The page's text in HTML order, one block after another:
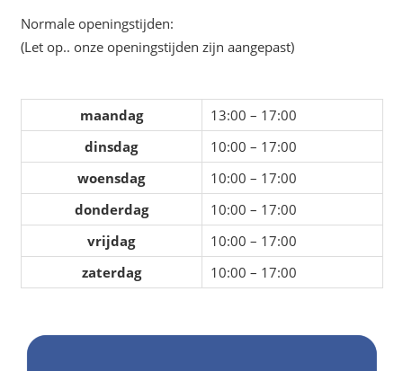
Normale openingstijden:
(Let op.. onze openingstijden zijn aangepast)
maandag
13:00 – 17:00
dinsdag
10:00 – 17:00
woensdag
10:00 – 17:00
donderdag
10:00 – 17:00
vrijdag
10:00 – 17:00
zaterdag
10:00 – 17:00